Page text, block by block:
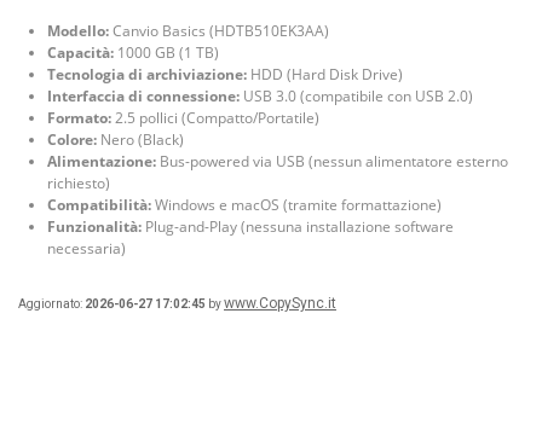
Modello:Canvio Basics (HDTB510EK3AA)
Capacità: 1000 GB (1 TB)
Tecnologia di archiviazione: HDD (Hard Disk Drive)
Interfaccia di connessione: USB 3.0 (compatibile con USB 2.0)
Formato:2.5 pollici (Compatto/Portatile)
Colore: Nero (Black)
Alimentazione: Bus-powered via USB (nessun alimentatore esterno
richiesto)
Compatibilità:Windows e macOS (tramite formattazione)
Funzionalità: Plug-and-Play (nessuna installazione software
necessaria)
Aggiornato: 2026-06-27 17:02:45 bywww.CopySync.it